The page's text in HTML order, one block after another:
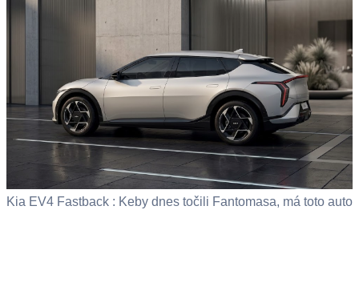
Kia EV4 Fastback : Keby dnes točili Fantomasa, má toto auto